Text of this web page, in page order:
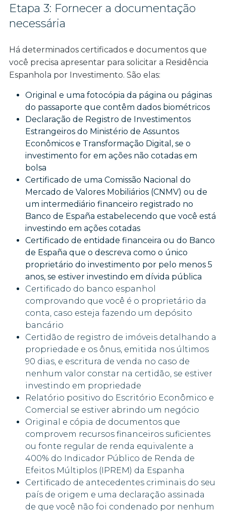
Etapa 3: Fornecer a documentação
necessária
Há determinados certificados e documentos que
você precisa apresentar para solicitar a Residência
Espanhola por Investimento. São elas:
Original e uma fotocópia da página ou páginas
do passaporte que contêm dados biométricos
Declaração de Registro de Investimentos
Estrangeiros do Ministério de Assuntos
Econômicos e Transformação Digital, se o
investimento for em ações não cotadas em
bolsa
Certificado de uma Comissão Nacional do
Mercado de Valores Mobiliários (CNMV) ou de
um intermediário financeiro registrado no
Banco de España estabelecendo que você está
investindo em ações cotadas
Certificado de entidade financeira ou do Banco
de España que o descreva como o único
proprietário do investimento por pelo menos 5
anos, se estiver investindo em dívida pública
Certificado do banco espanhol
comprovando que você é o proprietário da
conta, caso esteja fazendo um depósito
bancário
Certidão de registro de imóveis detalhando a
propriedade e os ônus, emitida nos últimos
90 dias, e escritura de venda no caso de
nenhum valor constar na certidão, se estiver
investindo em propriedade
Relatório positivo do Escritório Econômico e
Comercial se estiver abrindo um negócio
Original e cópia de documentos que
comprovem recursos financeiros suficientes
ou fonte regular de renda equivalente a
400% do Indicador Público de Renda de
Efeitos Múltiplos (IPREM) da Espanha
Certificado de antecedentes criminais do seu
país de origem e uma declaração assinada
de que você não foi condenado por nenhum